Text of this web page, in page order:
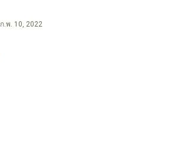
ก.พ. 10, 2022